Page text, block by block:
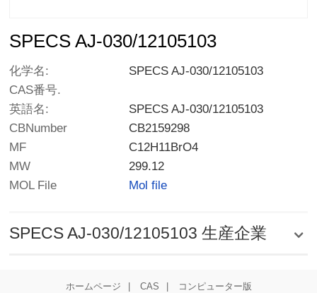
SPECS AJ-030/12105103
化学名:
SPECS AJ-030/12105103
CAS番号.
英語名:
SPECS AJ-030/12105103
CBNumber
CB2159298
MF
C12H11BrO4
MW
299.12
MOL File
Mol file
SPECS AJ-030/12105103 生産企業
ホームページ CAS
コンピューター版